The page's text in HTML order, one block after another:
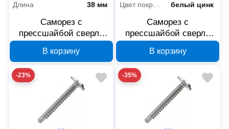
Длина
38 мм
Саморез с
прессшайбой сверло
ГОСТ 4,2x38 1000 шт
PR17.00352
В корзину
Цвет покрытия
белый цинк
Саморез с
прессшайбой сверло
ГОСТ 4,2x32 500 шт
PR17.00348
В корзину
-23% -35%